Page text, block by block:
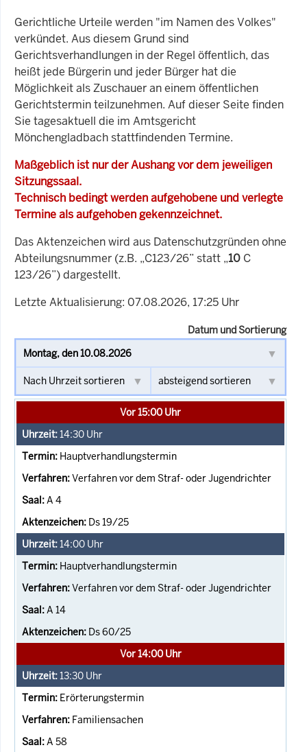
Gerichtliche Urteile werden "im Namen des Volkes"
verkündet. Aus diesem Grund sind
Gerichtsverhandlungen in der Regel öffentlich, das
heißt jede Bürgerin und jeder Bürger hat die
Möglichkeit als Zuschauer an einem öffentlichen
Gerichtstermin teilzunehmen. Auf dieser Seite finden
Sie tagesaktuell die im Amtsgericht
Mönchengladbach stattfindenden Termine.
Maßgeblich ist nur der Aushang vor dem jeweiligen
Sitzungssaal.
Technisch bedingt werden aufgehobene und verlegte
Termine als aufgehoben gekennzeichnet.
Das Aktenzeichen wird aus Datenschutzgründen ohne
Abteilungsnummer (z.B. „C123/26” statt „10 C
123/26”) dargestellt.
Letzte Aktualisierung: 07.08.2026, 17:25 Uhr
Datum und Sortierung
Vor 15:00 Uhr
14:30 Uhr
Hauptverhandlungstermin
Verfahren vor dem Straf- oder Jugendrichter
A 4
Ds 19/25
14:00 Uhr
Hauptverhandlungstermin
Verfahren vor dem Straf- oder Jugendrichter
A 14
Ds 60/25
Vor 14:00 Uhr
13:30 Uhr
Erörterungstermin
Familiensachen
A 58